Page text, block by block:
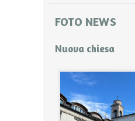
FOTO NEWS
Nuova chiesa